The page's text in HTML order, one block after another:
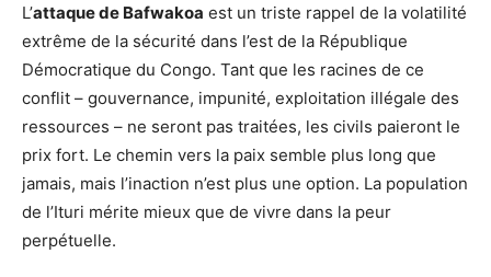
L’attaque de Bafwakoa est un triste rappel de la volatilité
extrême de la sécurité dans l’est de la République
Démocratique du Congo. Tant que les racines de ce
conflit – gouvernance, impunité, exploitation illégale des
ressources – ne seront pas traitées, les civils paieront le
prix fort. Le chemin vers la paix semble plus long que
jamais, mais l’inaction n’est plus une option. La population
de l’Ituri mérite mieux que de vivre dans la peur
perpétuelle.